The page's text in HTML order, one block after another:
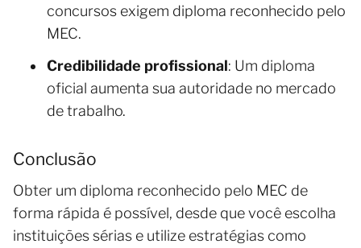
concursos exigem diploma reconhecido pelo
MEC.
Credibilidade profissional: Um diploma
oficial aumenta sua autoridade no mercado
de trabalho.
Conclusão
Obter um diploma reconhecido pelo MEC de
forma rápida é possível, desde que você escolha
instituições sérias e utilize estratégias como